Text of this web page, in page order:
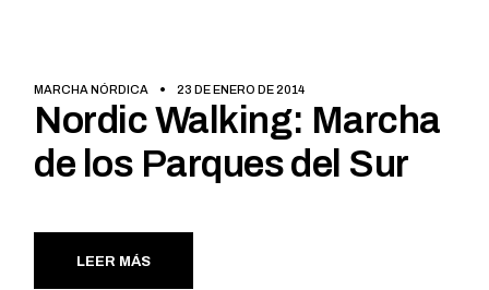
MARCHA NÓRDICA 23 DE ENERO DE 2014
Nordic Walking: Marcha
de los Parques del Sur
LEER MÁS